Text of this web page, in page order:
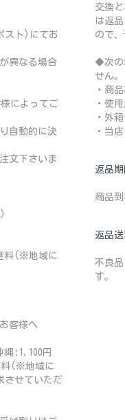
スト)にてお
異なる場合
によってご
自動的に決
文下さいま
料(※地域に
客様へ
縄:1,100円
料(※地域に
させていただ
交換
は返
ので
◆次の
せん。
・商
・使
・外
・当
返品期
商品
返品
不良
す。